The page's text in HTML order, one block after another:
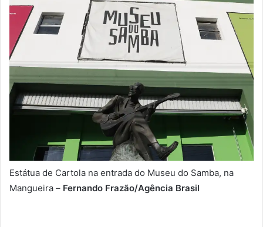
Estátua de Cartola na entrada do Museu do Samba, na
Mangueira – Fernando Frazão/Agência Brasil